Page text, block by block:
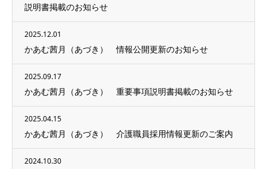
説明書掲載のお知らせ
2025.12.01
かあむ茜月（あづき） 情報公開更新のお知らせ
2025.09.17
かあむ茜月（あづき） 重要事項説明書掲載のお知らせ
2025.04.15
かあむ茜月（あづき） 介護職員採用情報更新のご案内
2024.10.30